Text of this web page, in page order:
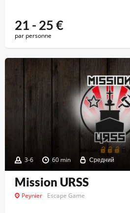
21 - 25€
par personne
3-6 60 min Средний
Mission URSS
Peynier Escape Game